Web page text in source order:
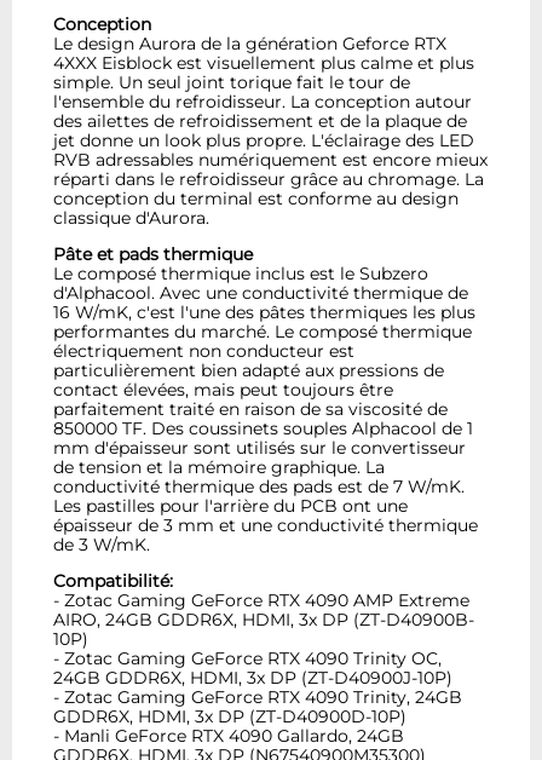
Conception
Le design Aurora de la génération Geforce RTX
4XXX Eisblock est visuellement plus calme et plus
simple. Un seul joint torique fait le tour de
l'ensemble du refroidisseur. La conception autour
des ailettes de refroidissement et de la plaque de
jet donne un look plus propre. L'éclairage des LED
RVB adressables numériquement est encore mieux
réparti dans le refroidisseur grâce au chromage. La
conception du terminal est conforme au design
classique d'Aurora.
Pâte et pads thermique
Le composé thermique inclus est le Subzero
d'Alphacool. Avec une conductivité thermique de
16 W/mK, c'est l'une des pâtes thermiques les plus
performantes du marché. Le composé thermique
électriquement non conducteur est
particulièrement bien adapté aux pressions de
contact élevées, mais peut toujours être
parfaitement traité en raison de sa viscosité de
850000 TF. Des coussinets souples Alphacool de 1
mm d'épaisseur sont utilisés sur le convertisseur
de tension et la mémoire graphique. La
conductivité thermique des pads est de 7 W/mK.
Les pastilles pour l'arrière du PCB ont une
épaisseur de 3 mm et une conductivité thermique
de 3 W/mK.
Compatibilité:
- Zotac Gaming GeForce RTX 4090 AMP Extreme
AIRO, 24GB GDDR6X, HDMI, 3x DP (ZT-D40900B-
10P)
- Zotac Gaming GeForce RTX 4090 Trinity OC,
24GB GDDR6X, HDMI, 3x DP (ZT-D40900J-10P)
- Zotac Gaming GeForce RTX 4090 Trinity, 24GB
GDDR6X, HDMI, 3x DP (ZT-D40900D-10P)
- Manli GeForce RTX 4090 Gallardo, 24GB
GDDR6X, HDMI, 3x DP (N67540900M35300)